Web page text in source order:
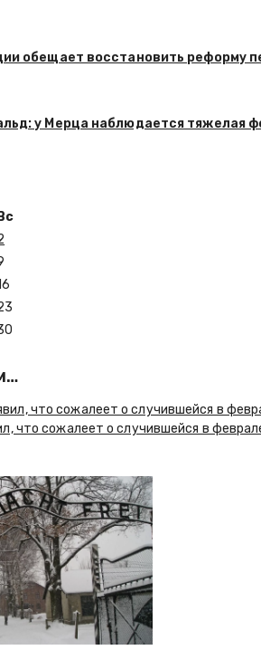
обещает восстановить реформу
у Мерца наблюдается тяжелая
Вс
что сожалеет о случившейся в